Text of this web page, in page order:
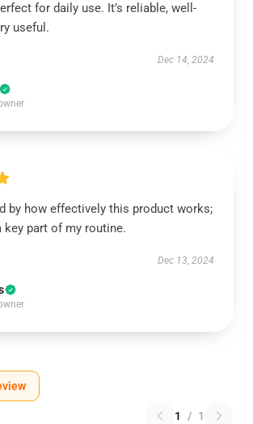
for daily use. It’s reliable, well-
useful.
Dec 14, 2024
by how effectively this product works;
key part of my routine.
Dec 13, 2024
1 / 1